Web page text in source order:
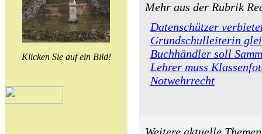
Klicken Sie auf ein Bild!
Mehr aus der Rubrik
Datenschützer
Grundschulleiterin
Buchhändler soll
Lehrer muss
Notwehrrecht